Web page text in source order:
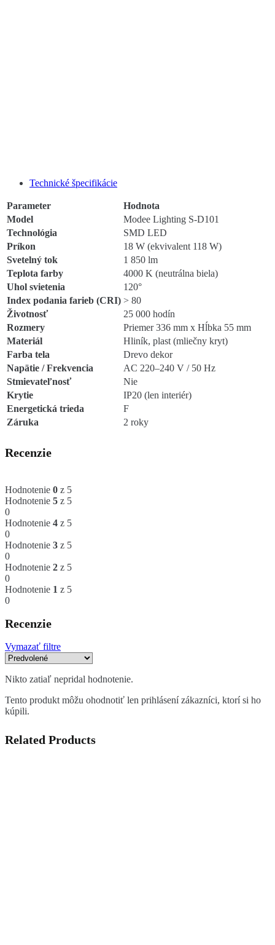
Technické špecifikácie
Parameter
Hodnota
Model
Modee Lighting S-D101
Technológia
SMD LED
Príkon
18 W (ekvivalent 118 W)
Svetelný tok
1 850 lm
Teplota farby
4000 K (neutrálna biela)
Uhol svietenia
120°
Index podania farieb (CRI) > 80
Životnosť
25 000 hodín
Rozmery
Priemer 336 mm x Hĺbka 55 mm
Materiál
Hliník, plast (mliečny kryt)
Farba tela
Drevo dekor
Napätie / Frekvencia
AC 220–240 V / 50 Hz
Stmievateľnosť
Nie
Krytie
IP20 (len interiér)
Energetická trieda
F
Záruka
2 roky
Recenzie
Hodnotenie 0 z 5
Hodnotenie 5 z 5
0
Hodnotenie 4 z 5
0
Hodnotenie 3 z 5
0
Hodnotenie 2 z 5
0
Hodnotenie 1 z 5
0
Recenzie
Vymazať filtre
Nikto zatiaľ nepridal hodnotenie.
Tento produkt môžu ohodnotiť len prihlásení zákazníci, ktorí si ho
kúpili.
Related Products